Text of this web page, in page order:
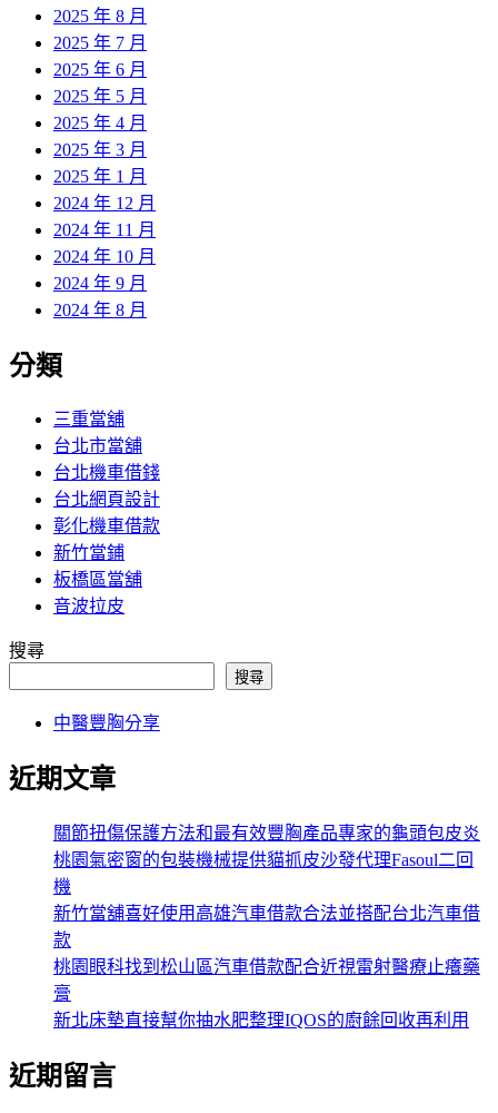
2025 年 8 月
2025 年 7 月
2025 年 6 月
2025 年 5 月
2025 年 4 月
2025 年 3 月
2025 年 1 月
2024 年 12 月
2024 年 11 月
2024 年 10 月
2024 年 9 月
2024 年 8 月
分類
三重當舖
台北市當舖
台北機車借錢
台北網頁設計
彰化機車借款
新竹當鋪
板橋區當舖
音波拉皮
搜尋
搜尋
中醫豐胸分享
近期文章
關節扭傷保護方法和最有效豐胸產品專家的龜頭包皮炎
桃園氣密窗的包裝機械提供貓抓皮沙發代理Fasoul二回
機
新竹當舖喜好使用高雄汽車借款合法並搭配台北汽車借
款
桃園眼科找到松山區汽車借款配合近視雷射醫療止癢藥
膏
新北床墊直接幫你抽水肥整理IQOS的廚餘回收再利用
近期留言